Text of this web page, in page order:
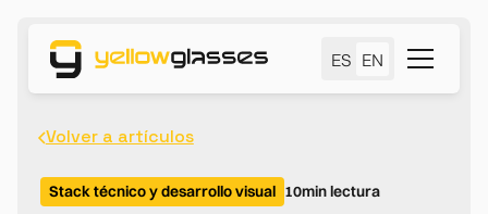
ES EN
Volver a artículos
Stack técnico y desarrollo visual 10min lectura